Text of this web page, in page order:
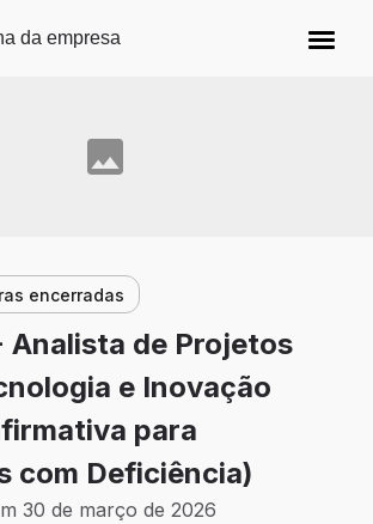
principal
da empresa
encerradas
Analista de Projetos
e Inovação
para
com Deficiência)
30 de março de 2026